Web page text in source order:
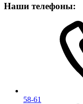
Наши телефоны:
58-61